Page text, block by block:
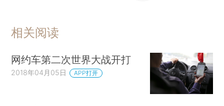
相关阅读
网约车第二次世界大战开打
2018年04月05日 APP打开